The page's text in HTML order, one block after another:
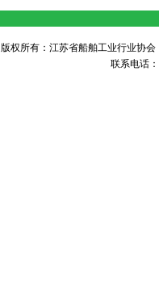
版权所有：江苏省船舶工业行业协
联系电话